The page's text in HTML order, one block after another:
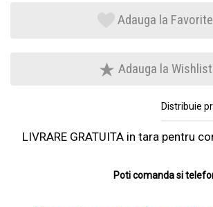
Adauga la Favorite
Adauga la Wishlist
Distribuie
LIVRARE GRATUITA in tara pentru
Poti comanda si